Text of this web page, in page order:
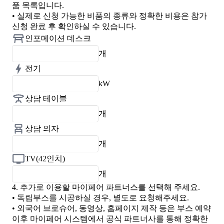
품 목록입니다.
• 실제로 신청 가능한 비품의 종류와 정확한 비용은 참가
신청 완료 후 확인하실 수 있습니다.
인포메이션 데스크
개
전기
kW
상담 테이블
개
상담 의자
개
TV(42인치)
개
4. 추가로 이용할 마이페어 파트너스를 선택해 주세요.
• 독립부스를 시공하실 경우, 별도로 요청해주세요.
• 외국어 브로슈어, 동영상, 홈페이지 제작 등은 부스 예약
이후 마이페어 시스템에서 공식 파트너사를 통해 정확한